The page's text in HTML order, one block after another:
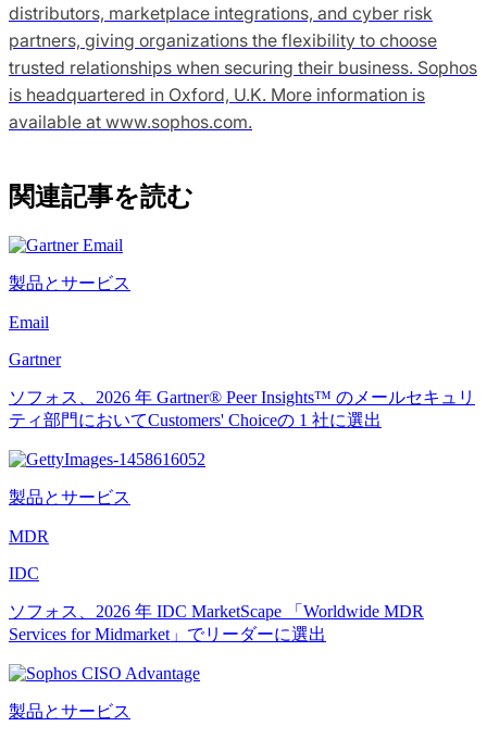
distributors, marketplace integrations, and cyber risk
partners, giving organizations the flexibility to choose
trusted relationships when securing their business. Sophos
is headquartered in Oxford, U.K. More information is
available at www.sophos.com.
関連記事を読む
製品とサービス
Email
Gartner
ソフォス、2026 年 Gartner® Peer Insights™ のメールセキュリ
ティ部門においてCustomers' Choiceの 1 社に選出
製品とサービス
MDR
IDC
ソフォス、2026 年 IDC MarketScape 「Worldwide MDR
Services for Midmarket」でリーダーに選出
製品とサービス